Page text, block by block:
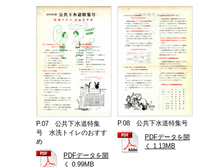
P.07 公共下水道特集
号 水洗トイレのおすす
め
PDFデータを開
く 0.99MB
P.08 公共下水道特集号
PDFデータを開
く 1.13MB